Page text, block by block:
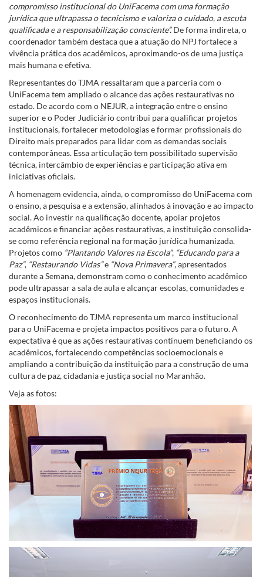
compromisso institucional do UniFacema com uma formação
jurídica que ultrapassa o tecnicismo e valoriza o cuidado, a escuta
qualificada e a responsabilização consciente”.De forma indireta, o
coordenador também destaca que a atuação do NPJ fortalece a
vivência prática dos acadêmicos, aproximando-os de uma justiça
mais humana e efetiva.
Representantes do TJMA ressaltaram que a parceria com o
UniFacema tem ampliado o alcance das ações restaurativas no
estado. De acordo com o NEJUR, a integração entre o ensino
superior e o Poder Judiciário contribui para qualificar projetos
institucionais, fortalecer metodologias e formar profissionais do
Direito mais preparados para lidar com as demandas sociais
contemporâneas. Essa articulação tem possibilitado supervisão
técnica, intercâmbio de experiências e participação ativa em
iniciativas oficiais.
A homenagem evidencia, ainda, o compromisso do UniFacema com
o ensino, a pesquisa e a extensão, alinhados à inovação e ao impacto
social. Ao investir na qualificação docente, apoiar projetos
acadêmicos e financiar ações restaurativas, a instituição consolida-
se como referência regional na formação jurídica humanizada.
Projetos como “Plantando Valores na Escola”, “Educando para a
Paz”, “Restaurando Vidas”e “Nova Primavera”, apresentados
durante a Semana, demonstram como o conhecimento acadêmico
pode ultrapassar a sala de aula e alcançar escolas, comunidades e
espaços institucionais.
O reconhecimento do TJMA representa um marco institucional
para o UniFacema e projeta impactos positivos para o futuro. A
expectativa é que as ações restaurativas continuem beneficiando os
acadêmicos, fortalecendo competências socioemocionais e
ampliando a contribuição da instituição para a construção de uma
cultura de paz, cidadania e justiça social no Maranhão.
Veja as fotos: